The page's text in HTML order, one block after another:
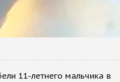
11-летнего мальчика в